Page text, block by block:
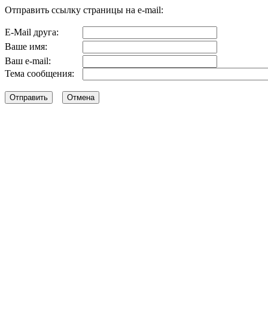
Отправить ссылку страницы на e-mail:
E-Mail друга:
Ваше имя:
Ваш e-mail:
Тема сообщения: